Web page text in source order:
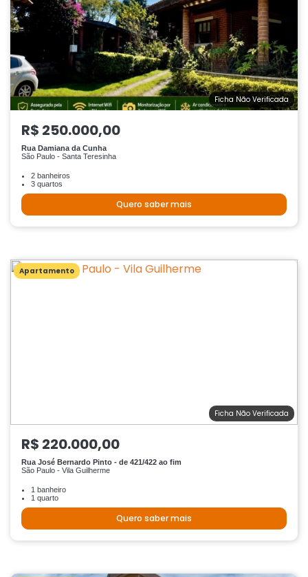
Ficha Não Verificada
R$ 250.000,00
Rua Damiana da Cunha
São Paulo - Santa Teresinha
2 banheiros
3 quartos
Quero saber mais
Apartamento
Ficha Não Verificada
R$ 220.000,00
Rua José Bernardo Pinto - de 421/422 ao fim
São Paulo - Vila Guilherme
1 banheiro
1 quarto
Quero saber mais